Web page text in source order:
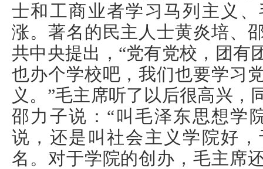
士和工商业者学习马列主义
涨。著名的民主人士黄炎培、
共中央提出，“党有党校，团有
也办个学校吧，我们也要学习
义。”毛主席听了以后很高兴，
邵力子说：“叫毛泽东思想学
说，还是叫社会主义学院好
名。对于学院的创办，毛主席